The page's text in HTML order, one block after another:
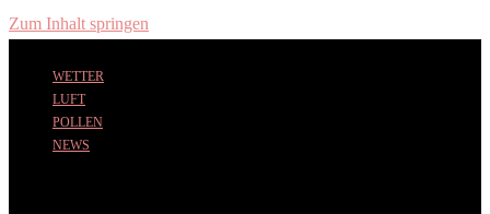
Zum Inhalt springen
WETTER
LUFT
POLLEN
NEWS